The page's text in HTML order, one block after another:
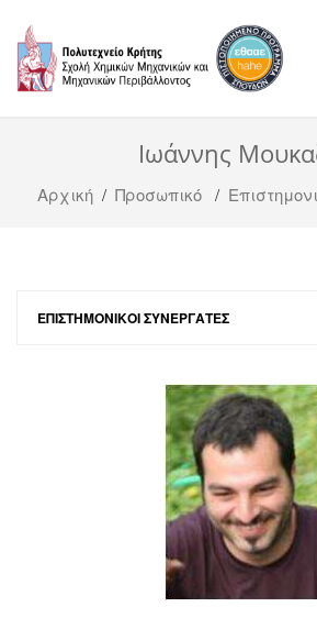
Ιωάννης
Αρχική/ Προσωπικό/
ΕΠΙΣΤΗΜΟΝΙΚΟΊ ΣΥΝΕΡΓΆΤΕΣ